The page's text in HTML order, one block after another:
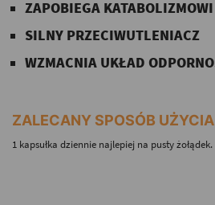
ZAPOBIEGA KATABOLIZMOWI
SILNY PRZECIWUTLENIACZ
WZMACNIA UKŁAD
ZALECANY SPOSÓB UŻYCIA
1 kapsułka dziennie najlepiej na pusty żołądek.